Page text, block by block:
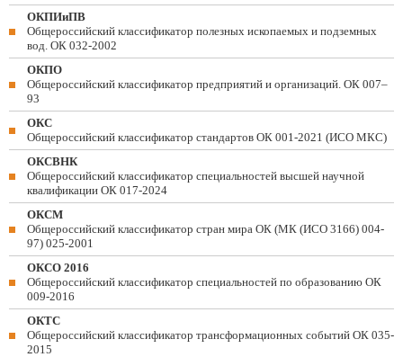
ОКПИиПВ
Общероссийский классификатор полезных ископаемых и подземных
вод. ОК 032-2002
ОКПО
Общероссийский классификатор предприятий и организаций. ОК 007–
93
ОКС
Общероссийский классификатор стандартов ОК 001-2021 (ИСО МКС)
ОКСВНК
Общероссийский классификатор специальностей высшей научной
квалификации ОК 017-2024
ОКСМ
Общероссийский классификатор стран мира ОК (МК (ИСО 3166) 004-
97) 025-2001
ОКСО 2016
Общероссийский классификатор специальностей по образованию ОК
009-2016
ОКТС
Общероссийский классификатор трансформационных событий ОК 035-
2015